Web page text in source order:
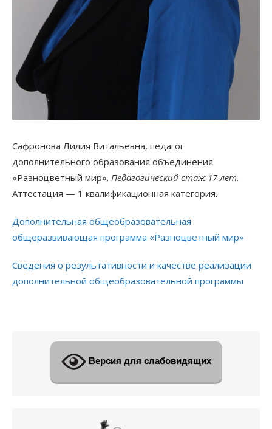
Сафронова Лилия Витальевна, педагог
дополнительного образования объединения
«Разноцветный мир». Педагогический стаж 17 лет.
Аттестация — 1 квалификационная категория.
Дополнительная общеобразовательная
общеразвивающая программа «Разноцветный мир»
Сведения о результативности и качестве реализации
дополнительной общеобразовательной программы
Версия для слабовидящих